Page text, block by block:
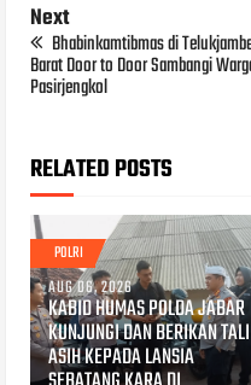
Next
Bhabinkamtibmas di
Barat Door to Door Sambangi
Pasirjengkol
RELATED POSTS
POLRI
AUG 06, 2026
KABID HUMAS POLDA JABAR
KUNJUNGI DAN BERIKAN TALI
ASIH KEPADA LANSIA